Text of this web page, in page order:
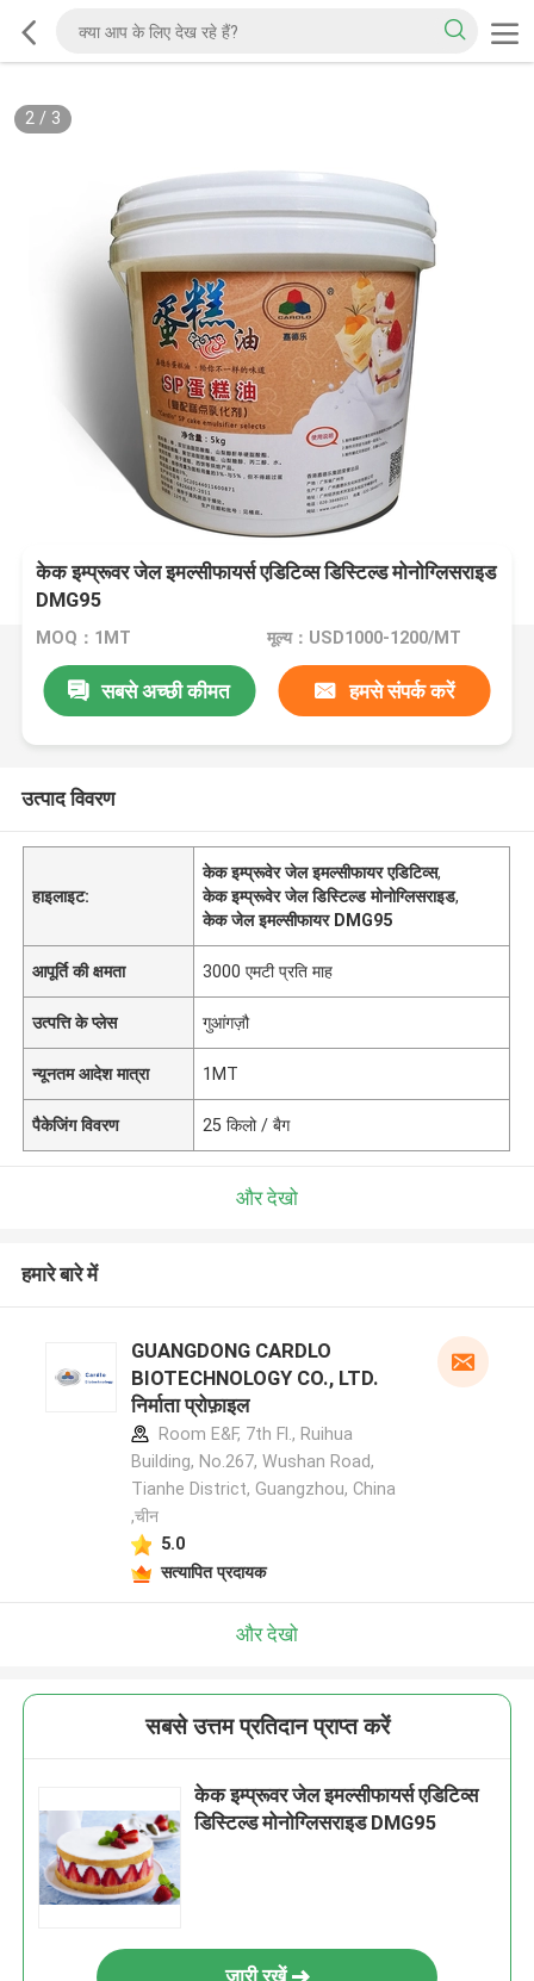
2/ 3
केक इम्प्रूवर जेल इमल्सीफायर्स एडिटिव्स डिस्टिल्ड मोनोग्लिसराइड
DMG95
MOQ：1MT मूल्य：USD1000-1200/MT
सबसे अच्छी कीमत हमसे संपर्क करें
उत्पाद विवरण
हाइलाइट:
केक इम्प्रूवेर जेल इमल्सीफायर एडिटिव्स,
केक इम्प्रूवेर जेल डिस्टिल्ड मोनोग्लिसराइड,
केक जेल इमल्सीफायर DMG95
आपूर्ति की क्षमता 3000 एमटी प्रति माह
उत्पत्ति के प्लेस गुआंगज़ौ
न्यूनतम आदेश मात्रा 1MT
पैकेजिंग विवरण 25 किलो / बैग
और देखो
हमारे बारे में
GUANGDONG CARDLO
BIOTECHNOLOGY CO., LTD.
निर्माता प्रोफ़ाइल
Room E&F, 7th Fl., Ruihua
Building, No.267, Wushan Road,
Tianhe District, Guangzhou, China
,चीन
5.0
सत्यापित प्रदायक
और देखो
सबसे उत्तम प्रतिदान प्राप्त करें
केक इम्प्रूवर जेल इमल्सीफायर्स एडिटिव्स
डिस्टिल्ड मोनोग्लिसराइड DMG95